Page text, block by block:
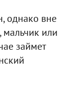
однако вне
мальчик или
займет